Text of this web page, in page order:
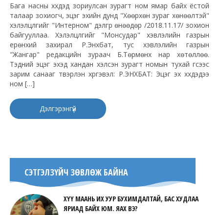
Бага насны хүүхдэд зориулсан зурагт ном ямар байх ёстой
талаар зохиогч, эцэг эхийн дунд "Хөөрхөн зураг хөнөөлтэй"
хэлэлцүүлгийг "Интерном" дэлгүүр өнөөдөр /2018.11.17/ зохион
байгууллаа. Хэлэлцүүлгийг "Монсудар" хэвлэлийн газрын
ерөнхий захирал Р.Энхбат, тус хэвлэлийн газрын
"Жангар" редакцийн зураач Б.Төрмөнх нар хөтөллөө.
Тэдний эцэг эхэд хандан хэлсэн зурагт номын тухай үгсээс
зарим санааг түүвэрлэн хүргэвэл: Р.ЭНХБАТ: Эцэг эх хүүхдэдээ
ном […]
Дэлгэрэнгүй
СЭТГЭЛЗҮЙЧ ЗӨВЛӨЖ БАЙНА
ХҮҮ МААНЬ ИХ УУР БУХИМДАЛТАЙ, БАС ХУДЛАА
ЯРИАД БАЙХ ЮМ. ЯАХ ВЭ?